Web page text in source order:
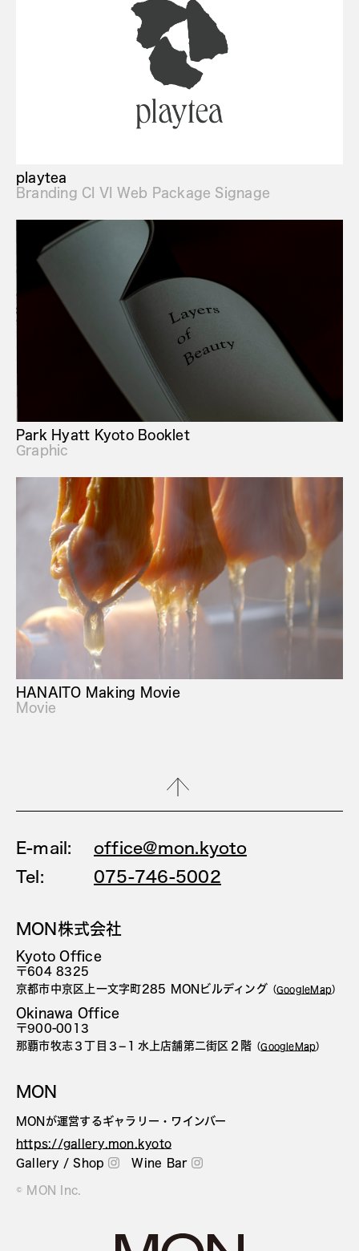
playtea
Branding CI VI Web Package Signage
Park Hyatt Kyoto Booklet
Graphic
HANAITO Making Movie
Movie
E-mail:
office@mon.kyoto
Tel:
075-746-5002
MON株式会社
Kyoto Office
〒604 8325
京都市中京区上一文字町285 MONビルディング （GoogleMap）
Okinawa Office
〒900-0013
那覇市牧志３丁目３−１水上店舗第二街区２階 （GoogleMap）
MON
MONが運営するギャラリー・ワインバー
https://gallery.mon.kyoto
Gallery / Shop
Wine Bar
© MON Inc.